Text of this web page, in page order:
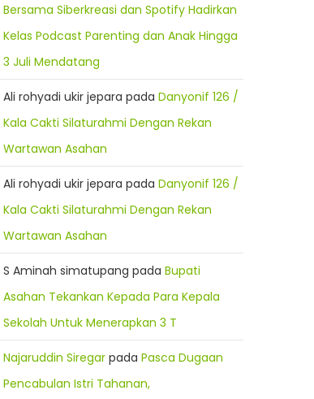
Bersama Siberkreasi dan Spotify Hadirkan
Kelas Podcast Parenting dan Anak Hingga
3 Juli Mendatang
Ali rohyadi ukir jepara padaDanyonif 126 /
Kala Cakti Silaturahmi Dengan Rekan
Wartawan Asahan
Ali rohyadi ukir jepara padaDanyonif 126 /
Kala Cakti Silaturahmi Dengan Rekan
Wartawan Asahan
S Aminah simatupang padaBupati
Asahan Tekankan Kepada Para Kepala
Sekolah Untuk Menerapkan 3 T
Najaruddin Siregar padaPasca Dugaan
Pencabulan Istri Tahanan,